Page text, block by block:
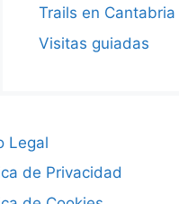
Trails en Cantabria
Visitas guiadas
Legal
de Privacidad